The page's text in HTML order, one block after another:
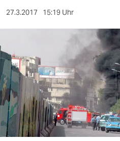
kultur
berlin
nord
wahrheit
verlag
27.3.2017 15:19 Uhr